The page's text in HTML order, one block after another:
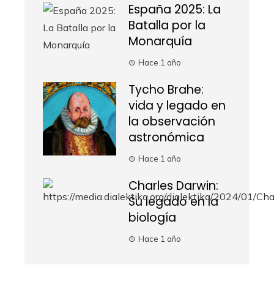
España 2025: La
Batalla por la
Monarquía
Hace 1 año
Tycho Brahe:
vida y legado en
la observación
astronómica
Hace 1 año
Charles Darwin:
Su legado en la
biología
Hace 1 año